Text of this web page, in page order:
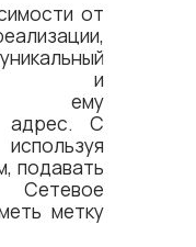
от
и
ему
адрес. С
подавать
метку